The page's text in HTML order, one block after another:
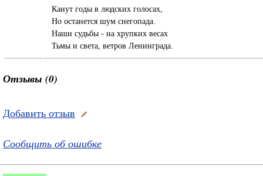
Канут годы в людских голосах,
Но останется шум снегопада.
Наши судьбы - на хрупких весах
Тьмы и света, ветров Ленинграда.
Отзывы (0)
Добавить отзыв
Сообщить об ошибке